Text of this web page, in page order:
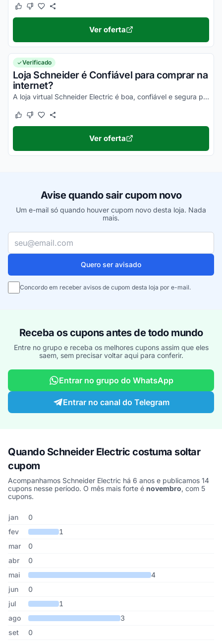
Este cupom funcionou
Este cupom não funcionou
Ver oferta
Verificado
Loja Schneider é Confiável para comprar na
internet?
A loja virtual Schneider Electric é boa, confiável e segura para compras online. Pesquise, confira os comentários e constate!
Este cupom funcionou
Este cupom não funcionou
Ver oferta
Avise quando sair cupom novo
Um e-mail só quando houver cupom novo desta loja. Nada
mais.
Seu e-mail
Quero ser avisado
Concordo em receber avisos de cupom desta loja por e-mail.
Receba os cupons antes de todo mundo
Entre no grupo e receba os melhores cupons assim que eles
saem, sem precisar voltar aqui para conferir.
Entrar no grupo do WhatsApp
Entrar no canal do Telegram
Quando Schneider Electric costuma soltar
cupom
Acompanhamos Schneider Electric há 6 anos e publicamos 14
cupons nesse período. O mês mais forte é novembro, com 5
cupons.
Cupons de Schneider Electric publicados por mês, somando os
Mês Cupons publicados
jan
0
fev
1
mar
0
abr
0
mai
4
jun
0
jul
1
ago
3
set
0